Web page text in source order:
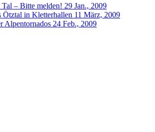
Tal – Bitte melden! 29 Jan., 2009
Ötztal in Kletterhallen 11 März, 2009
Alpentornados 24 Feb., 2009